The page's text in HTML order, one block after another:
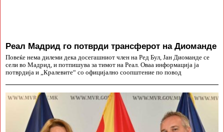
Реал Мадрид го потврди трансферот на Диоманде
Повеќе нема дилеми дека досегашниот член на Ред Бул, Јан Диоманде се
сели во Мадрид, и потпишува за тимот на Реал. Оваа информација ја
потврдија и „Кралевите“ со официјално соопштение по повод